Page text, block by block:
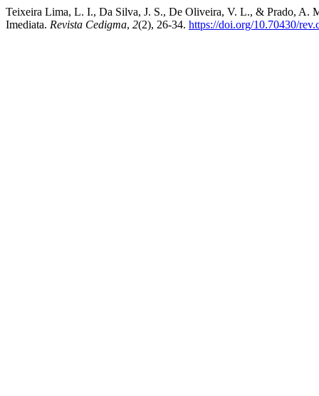
Teixeira Lima, L. I., Da Silva, J. S., De Oliveira, V. L., & Prado, A.
Imediata. Revista Cedigma, 2(2), 26-34. https://doi.org/10.70430/